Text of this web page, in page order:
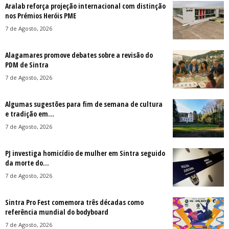
Aralab reforça projeção internacional com distinção
nos Prémios Heróis PME
7 de Agosto, 2026
Alagamares promove debates sobre a revisão do
PDM de Sintra
7 de Agosto, 2026
Algumas sugestões para fim de semana de cultura
e tradição em...
7 de Agosto, 2026
PJ investiga homicídio de mulher em Sintra seguido
da morte do...
7 de Agosto, 2026
Sintra Pro Fest comemora três décadas como
referência mundial do bodyboard
7 de Agosto, 2026